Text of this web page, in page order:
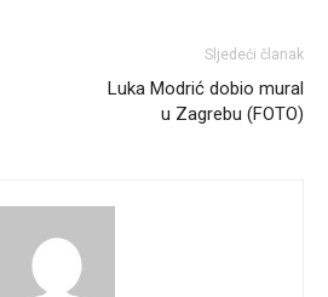
Sljedeći članak
Luka Modrić dobio mural
u Zagrebu (FOTO)